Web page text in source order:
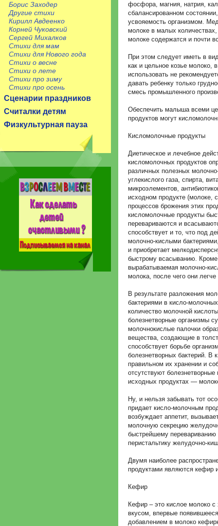
Борис Заходер
Другие стихи
Кирилл Авдеенко
Корней Чуковский
Сергей Михалков
Стихи для мам
Стихи для Нового года
Стихи о весне
Стихи о лете
Стихи про зиму
Стихи про осень
Сценарии праздников
Считалки детям
Физкультурная пауза
фосфора, магния, натрия,
сбалансированном
усвояемость организмом.
молоке в малых
молоке содержатся и почти
При этом следует иметь в
как и цельное козье молоко,
использовать не
давать ребенку только
смесь промышленного
Обеспечить малыша всеми
продуктов могут
Кисломолочные продукты
Диетическое и лечебное
кисломолочных продуктов
различных полезных
углекислого газа, спирта,
микроэлементов,
исходном продукте (молоке,
процессов брожения этих
кисломолочные продукты
перевариваются и
способствует и то, что под
молочно-кислыми
и приобретает
быстрому всасыванию. Кроме
вырабатываемая молочно-
молока, после чего они
В результате разложения
бактериями в кисло-
количество молочной
болезнетворные организмы
молочнокислые палочки
вещества, создающие в
способствует борьбе
болезнетворных бактерий. В
правильном их хранении и
отсутствуют
исходных продуктах —
Ну, и нельзя забывать тот
придает кисло-молочным
возбуждает аппетит,
молочную секрецию
быстрейшему
перистальтику желудочно-
Двумя наиболее
продуктами являются кефир
Кефир
Кефир – это кислое молоко
вкусом, впервые
добавлением в молоко